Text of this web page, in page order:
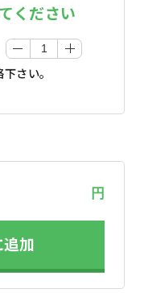
ください
さい。
円
加